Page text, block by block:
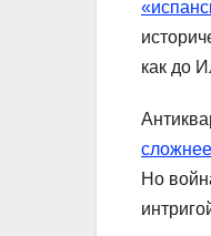
как до
сложнее
Но